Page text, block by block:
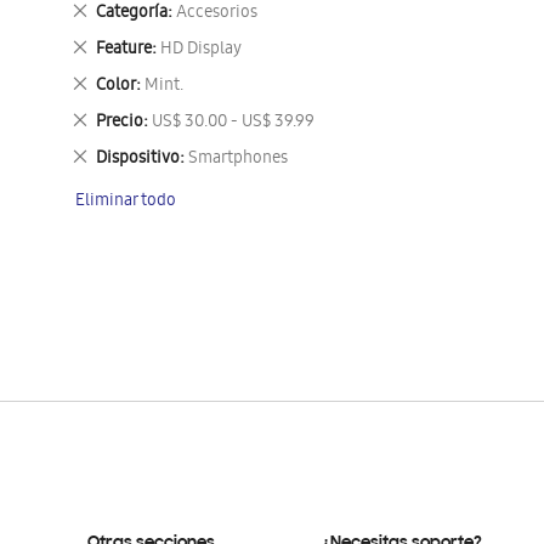
Categoría Accesorios
Eliminar
este
artículo
Feature HD Display
Eliminar
este
artículo
Color Mint.
Eliminar
este
artículo
Precio US$ 30.00 - US$ 39.99
Eliminar
este
artículo
Dispositivo Smartphones
Eliminar
artículo
Eliminar todo